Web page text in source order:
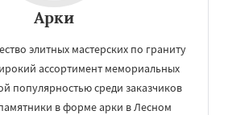
Арки
элитных мастерских по граниту
ассортимент мемориальных
популярностью среди заказчиков
в форме арки в Лесном